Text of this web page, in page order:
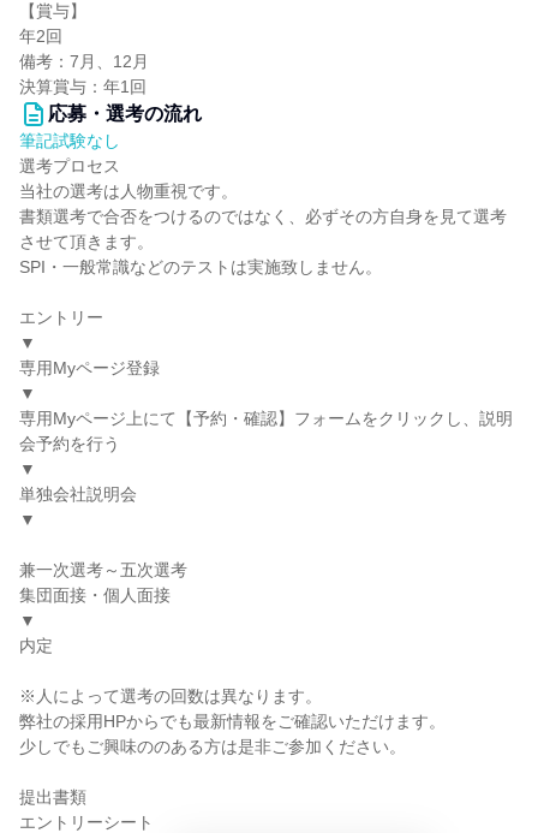
【賞与】
年2回
備考：7月、12月
決算賞与：年1回
応募・選考の流れ
筆記試験なし
選考プロセス
当社の選考は人物重視です。
書類選考で合否をつけるのではなく、必ずその方自身を見て選考
させて頂きます。
SPI・一般常識などのテストは実施致しません。
エントリー
▼
専用Myページ登録
▼
専用Myページ上にて【予約・確認】フォームをクリックし、説明
会予約を行う
▼
単独会社説明会
▼
兼一次選考～五次選考
集団面接・個人面接
▼
内定
※人によって選考の回数は異なります。
弊社の採用HPからでも最新情報をご確認いただけます。
少しでもご興味ののある方は是非ご参加ください。
提出書類
エントリーシート